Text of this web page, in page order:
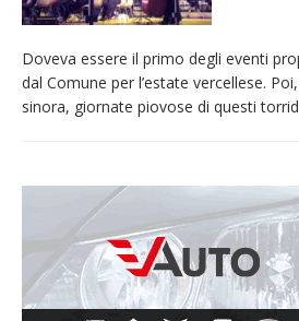
Doveva essere il primo degli eventi
dal Comune per l’estate vercellese.
sinora, giornate piovose di questi